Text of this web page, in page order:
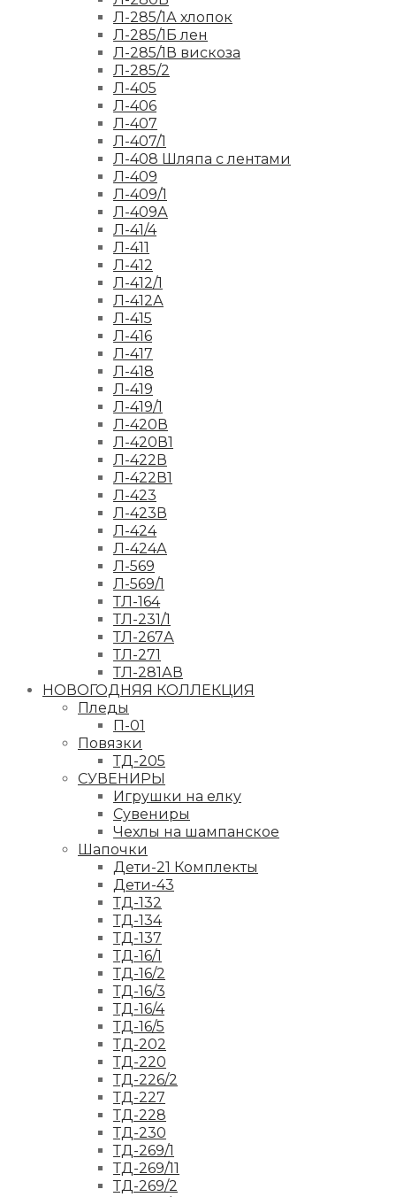
Л-285/1А хлопок
Л-285/1Б лен
Л-285/1В вискоза
Л-285/2
Л-405
Л-406
Л-407
Л-407/1
Л-408 Шляпа с лентами
Л-409
Л-409/1
Л-409А
Л-41/4
Л-411
Л-412
Л-412/1
Л-412А
Л-415
Л-416
Л-417
Л-418
Л-419
Л-419/1
Л-420В
Л-420В1
Л-422В
Л-422В1
Л-423
Л-423В
Л-424
Л-424А
Л-569
Л-569/1
ТЛ-164
ТЛ-231/1
ТЛ-267А
ТЛ-271
ТЛ-281АВ
НОВОГОДНЯЯ КОЛЛЕКЦИЯ
Пледы
П-01
Повязки
ТД-205
СУВЕНИРЫ
Игрушки на елку
Сувениры
Чехлы на шампанское
Шапочки
Дети-21 Комплекты
Дети-43
ТД-132
ТД-134
ТД-137
ТД-16/1
ТД-16/2
ТД-16/3
ТД-16/4
ТД-16/5
ТД-202
ТД-220
ТД-226/2
ТД-227
ТД-228
ТД-230
ТД-269/1
ТД-269/11
ТД-269/2